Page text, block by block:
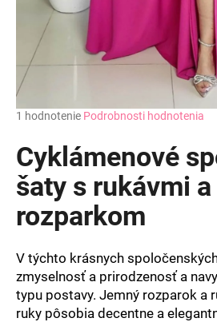
Priemerné
produktu
je
5,0
z
hviezdičiek.
1 hodnotenie Podrobnosti hodnotenia
Cyklámenové
šaty s rukávmi a
rozparkom
V týchto krásnych
zmyselnosť a prirodzenosť a
typu postavy. Jemný rozparok a
ruky pôsobia decentne a